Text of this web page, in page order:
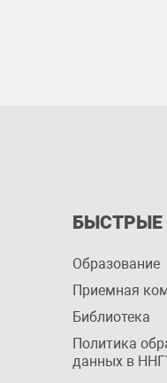
Образование
Приемная
Библиотека
Политика
данных в